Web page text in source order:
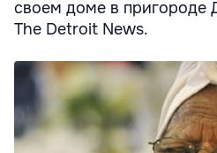
своем доме в пригороде
The Detroit News.